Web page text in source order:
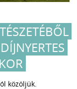
közöljük.